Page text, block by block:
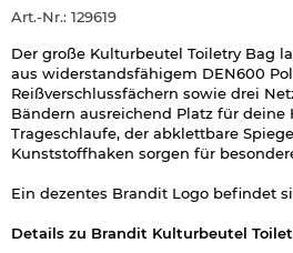
Art.-Nr.: 129619
Der große Kulturbeutel Toiletry Bag
aus widerstandsfähigem DEN600
Reißverschlussfächern sowie drei
Bändern ausreichend Platz für deine
Trageschlaufe, der abklettbare
Kunststoffhaken sorgen für
Ein dezentes Brandit Logo befindet
Details zu Brandit Kulturbeutel